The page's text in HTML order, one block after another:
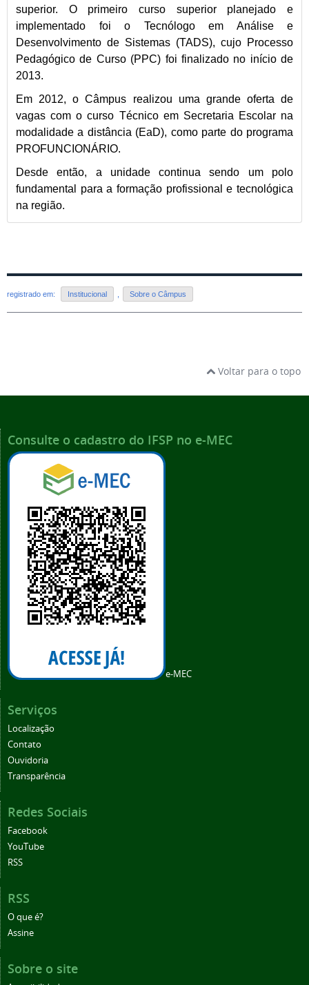
superior. O primeiro curso superior planejado e
implementado foi o Tecnólogo em Análise e
Desenvolvimento de Sistemas (TADS), cujo Processo
Pedagógico de Curso (PPC) foi finalizado no início de
2013.
Em 2012, o Câmpus realizou uma grande oferta de
vagas com o curso Técnico em Secretaria Escolar na
modalidade a distância (EaD), como parte do programa
PROFUNCIONÁRIO.
Desde então, a unidade continua sendo um polo
fundamental para a formação profissional e tecnológica
na região.
registrado em: Institucional Sobre o Câmpus
Voltar para o topo
Consulte o cadastro do IFSP no e-MEC
e-MEC
Serviços
Localização
Contato
Ouvidoria
Transparência
Redes Sociais
Facebook
YouTube
RSS
RSS
O que é?
Assine
Sobre o site